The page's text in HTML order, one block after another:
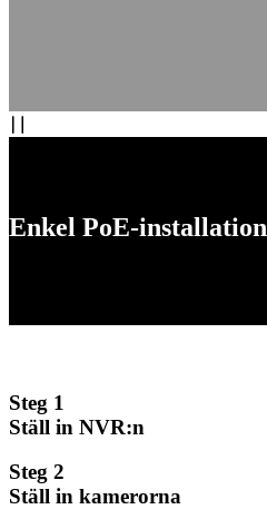
Enkel PoE-installation
Steg 1
Ställ in NVR:n
Steg 2
Ställ in kamerorna